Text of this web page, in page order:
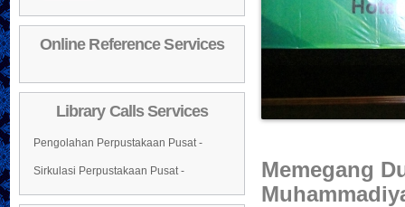
Online Reference Services
Library Calls Services
Pengolahan Perpustakaan Pusat -
Sirkulasi Perpustakaan Pusat -
Memegang